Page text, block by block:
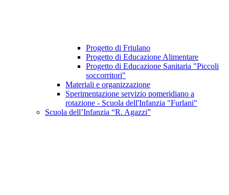
Progetto di Friulano
Progetto di Educazione Alimentare
Progetto di Educazione Sanitaria "Piccoli
soccorritori"
Materiali e organizzazione
Sperimentazione servizio pomeridiano a
rotazione - Scuola dell'Infanzia "Furlani"
Scuola dell’Infanzia “R. Agazzi”